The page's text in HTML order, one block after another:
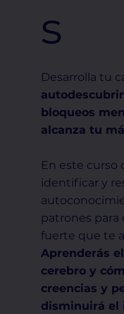
s
Desarrolla tu
bloqueos
alcanza tu
En este curso
identificar y
patrones para
fuerte que te
Aprenderás
cerebro y
creencias y
disminuirá el